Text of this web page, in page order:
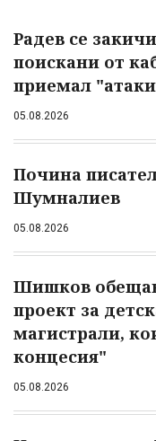
Радев се
поискани от
приемал
05.08.2026
Почина
Шумналиев
05.08.2026
Шишков
проект за
магистрали,
концесия"
05.08.2026